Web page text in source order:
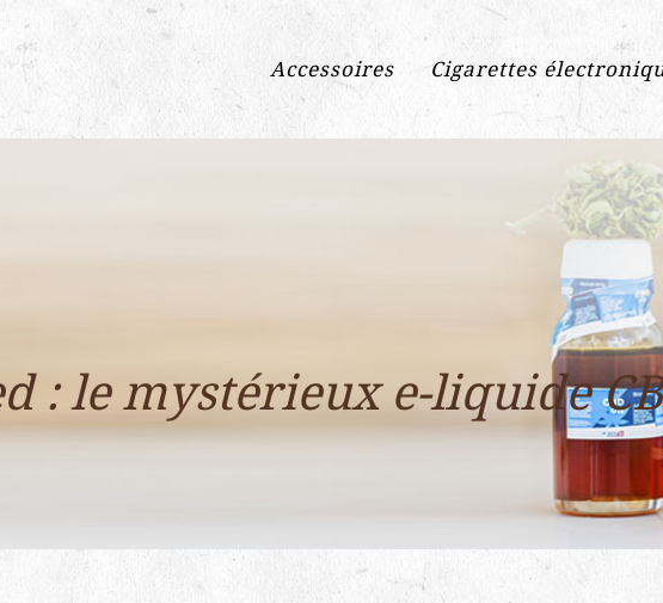
Accessoires Cigarettes
: le mystérieux e-liquide